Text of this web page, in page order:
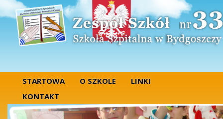
STARTOWA O SZKOLE
LINKI
KONTAKT